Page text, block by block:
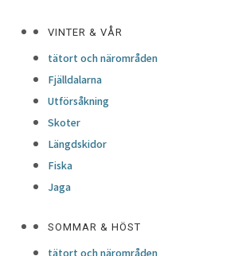
VINTER & VÅR
tätort och närområden
Fjälldalarna
Utförsåkning
Skoter
Längdskidor
Fiska
Jaga
SOMMAR & HÖST
tätort och närområden